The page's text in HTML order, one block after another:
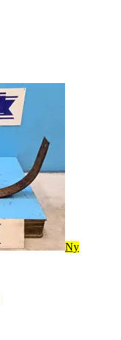
Ny